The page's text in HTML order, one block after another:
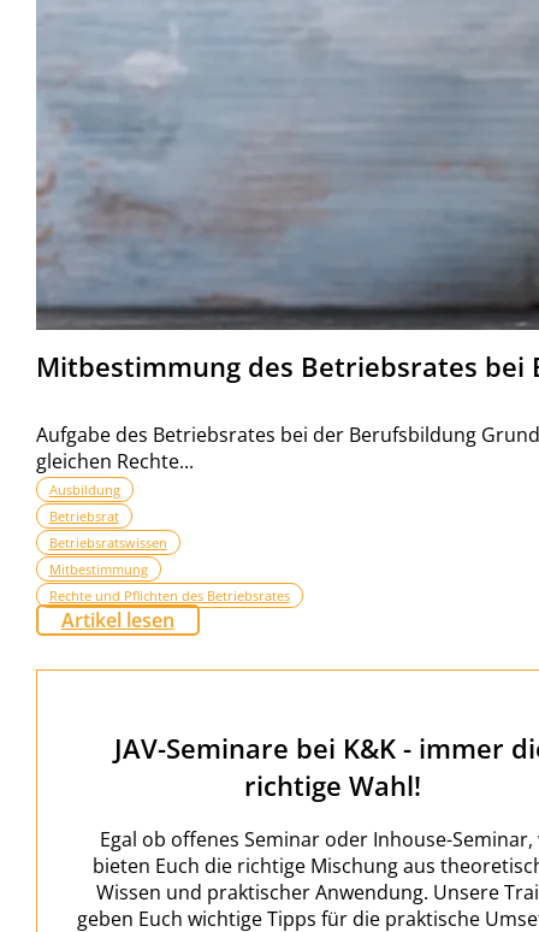
Mitbestimmung des Betriebsrates bei
Aufgabe des Betriebsrates bei der Berufsbildung
gleichen Rechte...
Ausbildung
Betriebsrat
Betriebsratswissen
Mitbestimmung
Rechte und Pflichten des Betriebsrates
Artikel lesen
JAV-Seminare bei K&K - immer
richtige Wahl!
Egal ob offenes Seminar oder Inhouse-Seminar,
bieten Euch die richtige Mischung aus
Wissen und praktischer Anwendung. Unsere
geben Euch wichtige Tipps für die praktische